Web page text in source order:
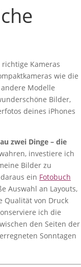
Kameras
wie die
andere Modelle
Bilder,
deines iPhones
zwei Dinge – die
investiere ich
Bilder zu
ein Fotobuch
Auswahl an Layouts,
Qualität von Druck
ich die
den Seiten der
Sonntagen